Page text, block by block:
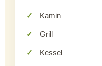
Kamin
Grill
Kessel